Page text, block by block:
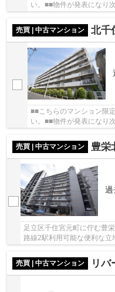
い。■■物件が発表になり
売買 | 中古マンション 北千
■■こちらのマンション限
い。■■物件が発表になり
売買 | 中古マンション 豊栄
過
足立区千住宮元町に佇む豊
路線2駅利用可能な便利な
利用可能。周辺にはスーパ
売買 | 中古マンション
リバ